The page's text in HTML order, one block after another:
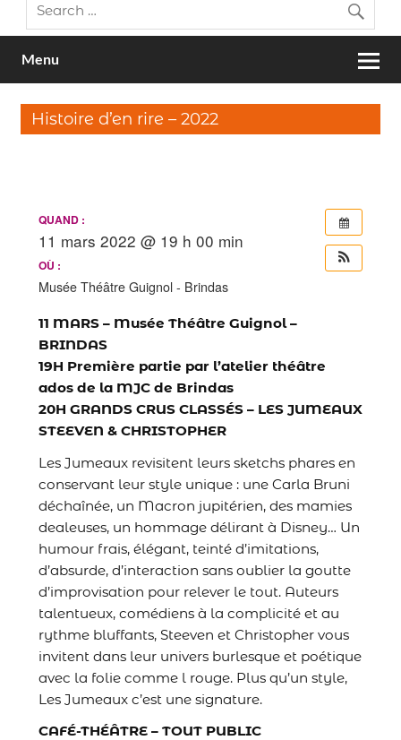
Menu
Histoire d’en rire – 2022
QUAND :
11 mars 2022 @ 19 h 00 min
OÙ :
Musée Théâtre Guignol - Brindas
11 MARS – Musée Théâtre Guignol –
BRINDAS
19H Première partie par l’atelier théâtre
ados de la MJC de Brindas
20H GRANDS CRUS CLASSÉS – LES JUMEAUX
STEEVEN & CHRISTOPHER
Les Jumeaux revisitent leurs sketchs phares en
conservant leur style unique : une Carla Bruni
déchaînée, un Macron jupitérien, des mamies
dealeuses, un hommage délirant à Disney… Un
humour frais, élégant, teinté d’imitations,
d’absurde, d’interaction sans oublier la goutte
d’improvisation pour relever le tout. Auteurs
talentueux, comédiens à la complicité et au
rythme bluffants, Steeven et Christopher vous
invitent dans leur univers burlesque et poétique
avec la folie comme l rouge. Plus qu’un style,
Les Jumeaux c’est une signature.
CAFÉ-THÉÂTRE – TOUT PUBLIC